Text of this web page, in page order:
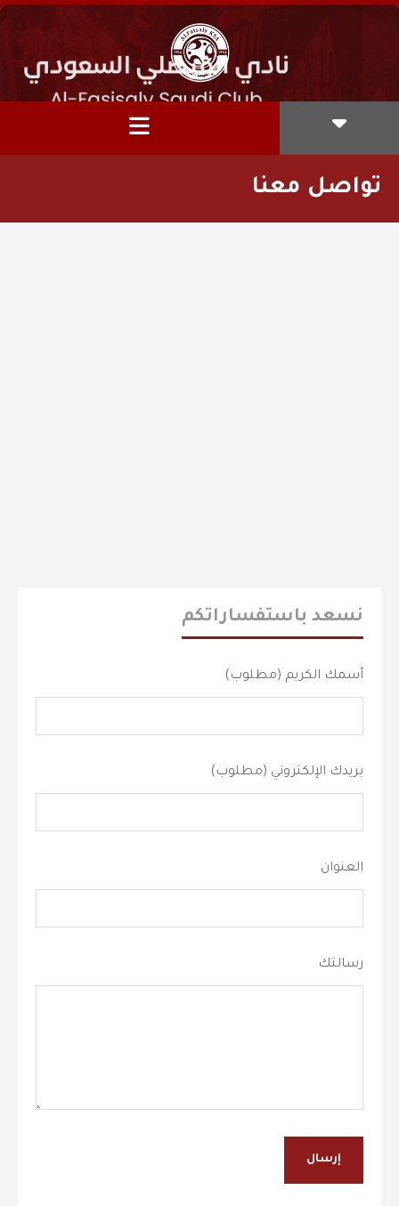
تواصل معنا
نسعد باستفساراتكم
أسمك الكريم (مطلوب)
بريدك الإلكتروني (مطلوب)
العنوان
رسالتك